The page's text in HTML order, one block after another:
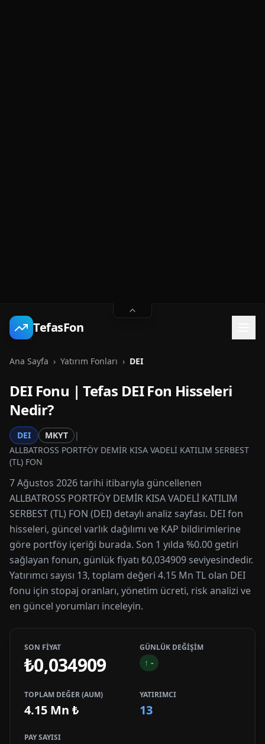
TefasFon
Ana Sayfa › Yatırım Fonları › DEI
DEIFonu | Tefas DEIFon Hisseleri
Nedir?
DEI MKYT
|
ALLBATROSS PORTFÖY DEMİR KISA VADELİ KATILIM SERBEST
(TL) FON
7 Ağustos 2026 tarihi itibarıyla güncellenen
ALLBATROSS PORTFÖY DEMİR KISA VADELİ KATILIM
SERBEST (TL) FON (DEI) detaylı analiz sayfası. DEI fon
hisseleri, güncel varlık dağılımı ve KAP bildirimlerine
göre portföy içeriği burada. Son 1 yılda %0.00 getiri
sağlayan fonun, günlük fiyatı ₺0,034909 seviyesindedir.
Yatırımcı sayısı 13, toplam değeri 4.15 Mn TL olan DEI
fonu için stopaj oranları, yönetim ücreti, risk analizi ve
en güncel yorumları inceleyin.
SON FİYAT
₺0,034909
GÜNLÜK DEĞİŞİM
↑ -
TOPLAM DEĞER (AUM)
4.15 Mn ₺
YATIRIMCI
13
PAY SAYISI